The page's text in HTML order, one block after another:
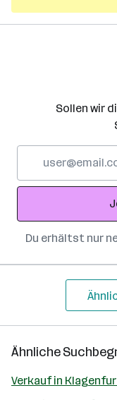
Sollen wir
Adresse
Du erhältst nur
Ähnliche
Verkauf in